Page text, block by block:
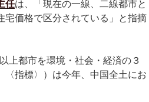
任は、「現在の一線、二線都市と
宅価格で区分されている」と指摘
上都市を環境・社会・経済の３
指標〉）は今年、中国全土にお